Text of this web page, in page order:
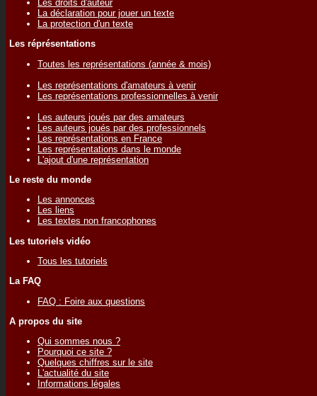
Les droits d'auteur
La déclaration pour jouer un texte
La protection d'un texte
Les réprésentations
Toutes les représentations (année & mois)
Les représentations d'amateurs à venir
Les représentations professionnelles à venir
Les auteurs joués par des amateurs
Les auteurs joués par des professionnels
Les représentations en France
Les représentations dans le monde
L'ajout d'une représentation
Le reste du monde
Les annonces
Les liens
Les textes non francophones
Les tutoriels vidéo
Tous les tutoriels
La FAQ
FAQ : Foire aux questions
A propos du site
Qui sommes nous ?
Pourquoi ce site ?
Quelques chiffres sur le site
L'actualité du site
Informations légales